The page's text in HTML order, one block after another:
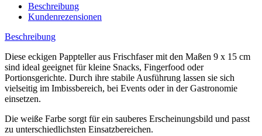
Beschreibung
Kundenrezensionen
Beschreibung
Diese eckigen Pappteller aus Frischfaser mit den Maßen 9 x 15 cm
sind ideal geeignet für kleine Snacks, Fingerfood oder
Portionsgerichte. Durch ihre stabile Ausführung lassen sie sich
vielseitig im Imbissbereich, bei Events oder in der Gastronomie
einsetzen.
Die weiße Farbe sorgt für ein sauberes Erscheinungsbild und passt
zu unterschiedlichsten Einsatzbereichen.